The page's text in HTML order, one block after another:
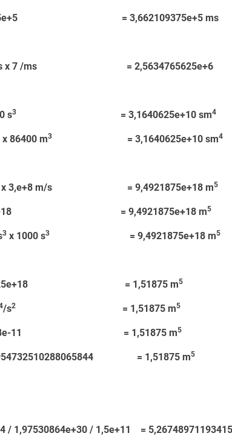
= 3,662109375e+5 ms
ms x 7 /ms = 2,5634765625e+6
s3 = 3,1640625e+10 sm4
86400 m3 = 3,1640625e+10 sm4
x 3,e+8 m/s = 9,4921875e+18 m5
= 9,4921875e+18 m5
3 x 1000 s3 = 9,4921875e+18 m5
/ 6,25e+18 = 1,51875 m5
/s2 = 1,51875 m5
x 4,8e-11 = 1,51875 m5
= 1,51875 m5
/ 1,5e+11 =